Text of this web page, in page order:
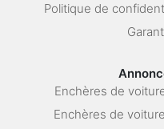
Politique de
Enchères de
Enchères de